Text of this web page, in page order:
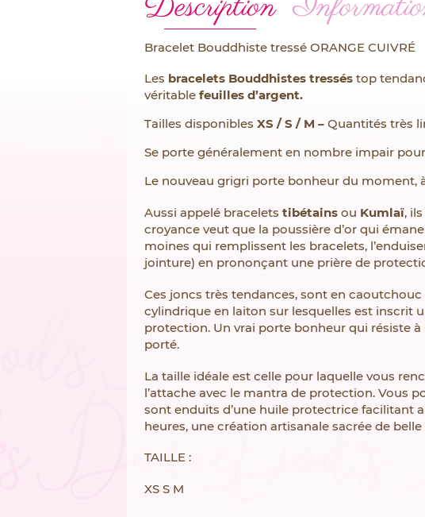
Bracelet Bouddhiste tressé ORANGE CUIVRÉ
Les bracelets Bouddhistes tressés top
véritable feuilles d’argent.
Tailles disponibles XS / S / M – Quantités très
Se porte généralement en nombre impair
Le nouveau grigri porte bonheur du
Aussi appelé bracelets tibétains ou Kumlaï,
croyance veut que la poussière d’or qui
moines qui remplissent les bracelets,
jointure) en prononçant une prière de
Ces joncs très tendances, sont en caoutchouc
cylindrique en laiton sur lesquelles est inscrit
protection. Un vrai porte bonheur qui résiste à
porté.
La taille idéale est celle pour laquelle vous
l’attache avec le mantra de protection. Vous
sont enduits d’une huile protectrice facilitant
heures, une création artisanale sacrée de
TAILLE :
XS S M